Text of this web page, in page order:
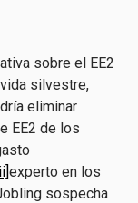
sobre el EE2
silvestre,
eliminar
EE2 de los
experto en los
sospecha